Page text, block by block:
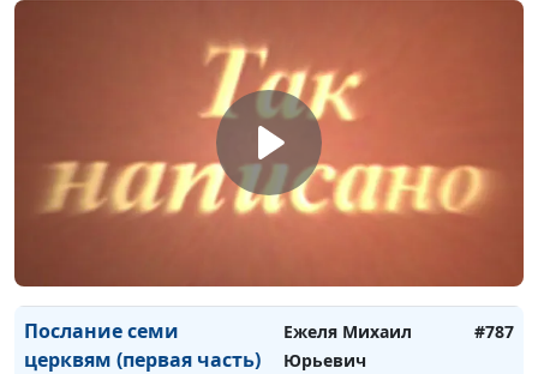
Ежеля Михаил
Юрьевич
Дверь в небо
Ежеля Михаил
Юрьевич
#789
(вторая часть)
Юрьевич
Послание семи
церквям (первая часть)
Ежеля Михаил
Юрьевич
#787